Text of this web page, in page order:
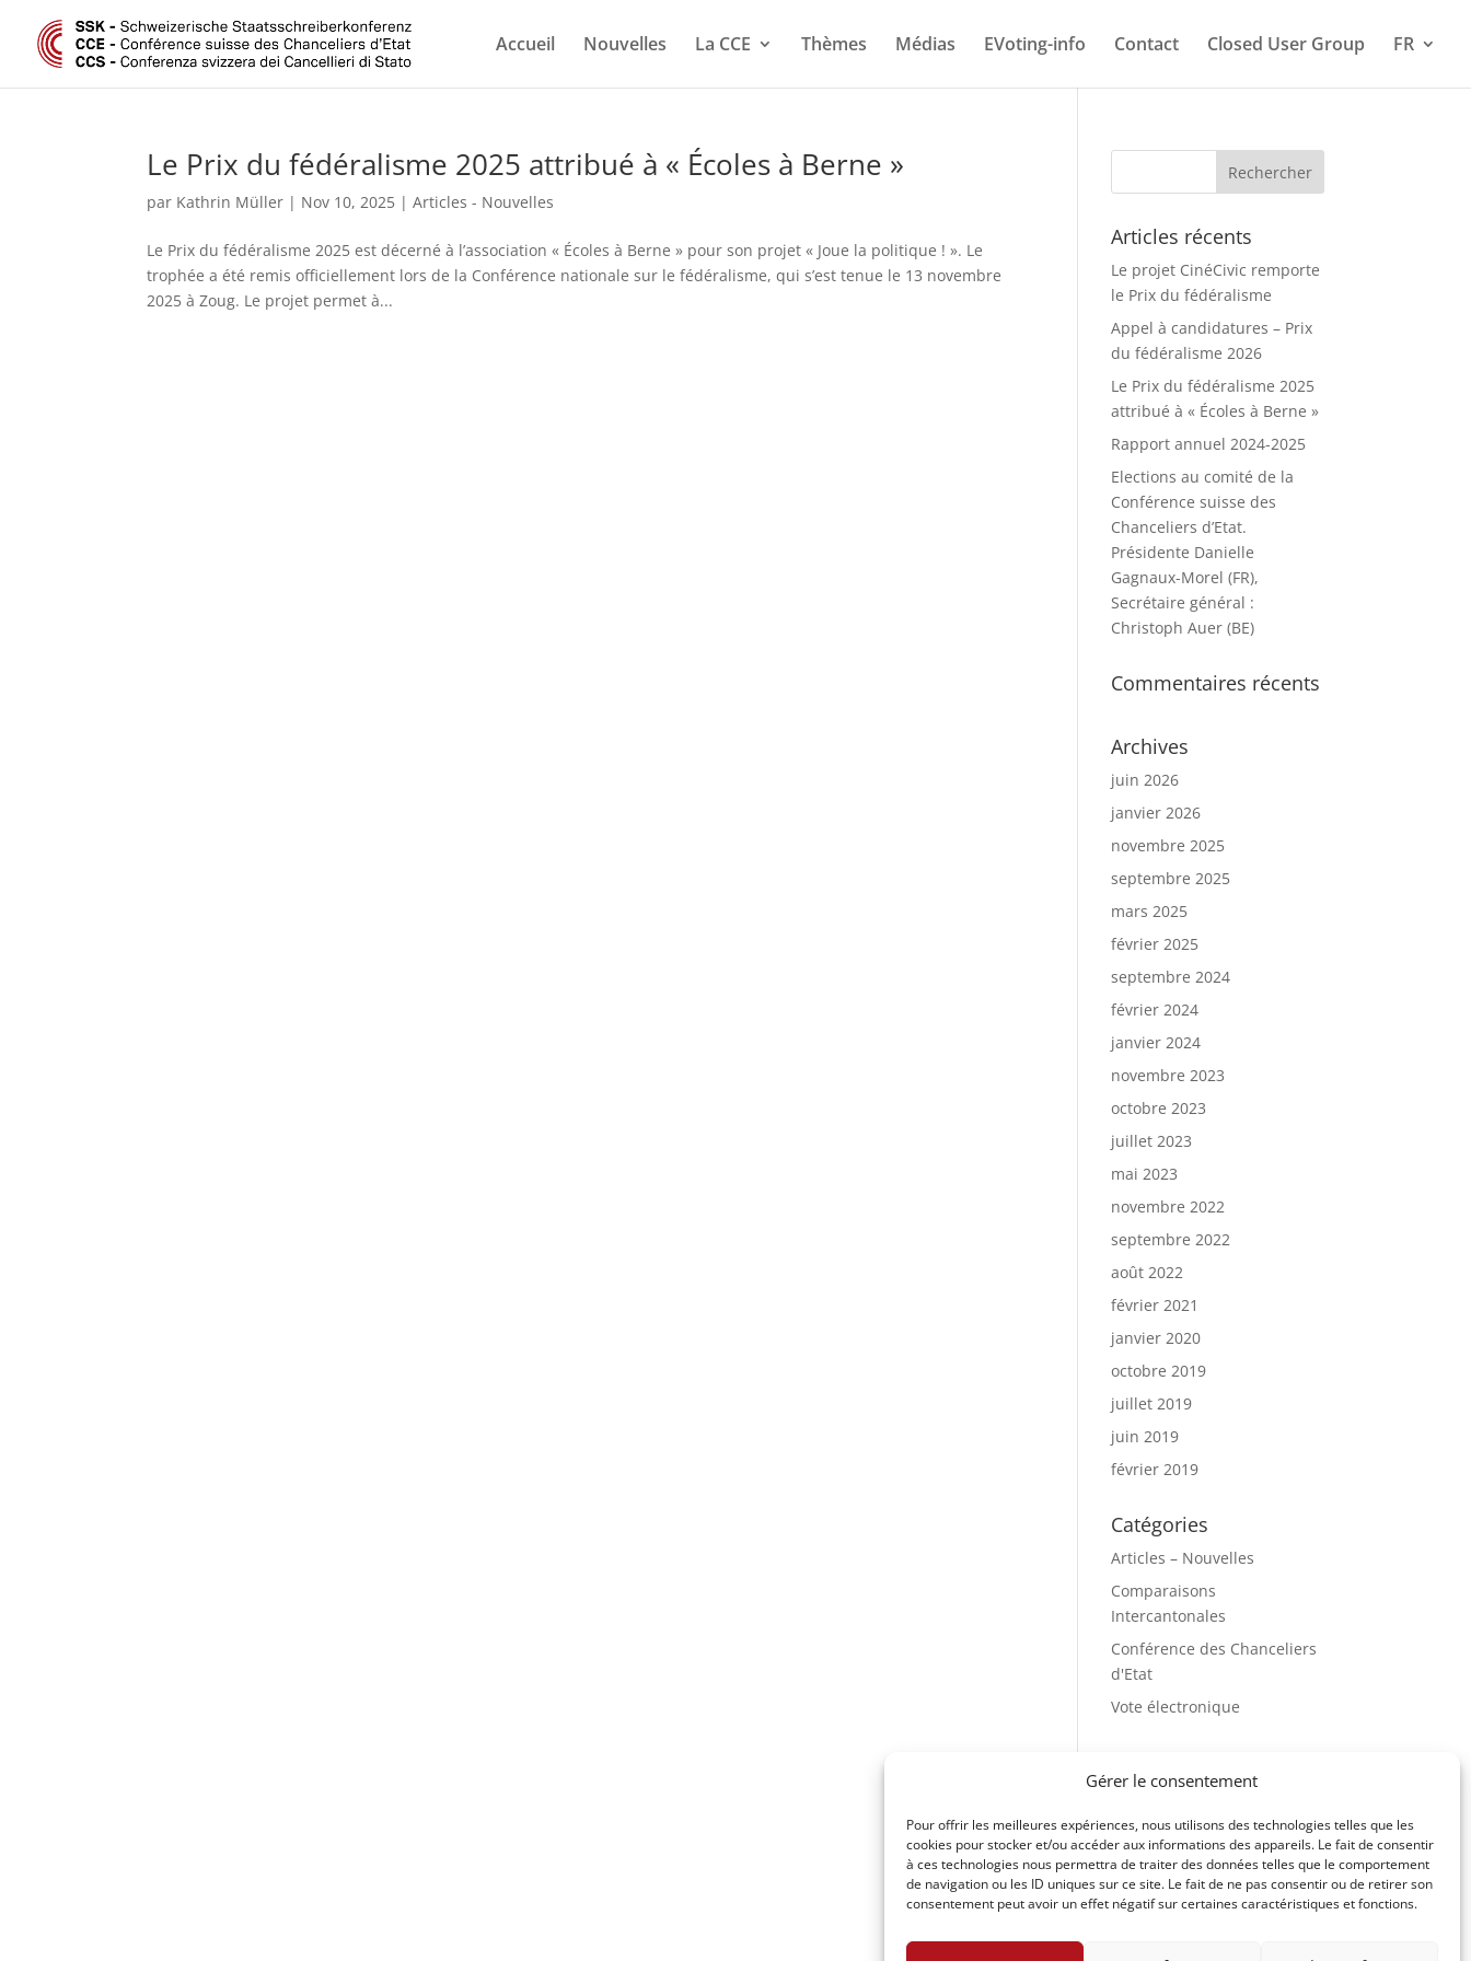
Gérer le consentement
Pour offrir les meilleures expériences, nous utilisons des technologies telles que les
cookies pour stocker et/ou accéder aux informations des appareils. Le fait de consentir
à ces technologies nous permettra de traiter des données telles que le comportement
de navigation ou les ID uniques sur ce site. Le fait de ne pas consentir ou de retirer son
consentement peut avoir un effet négatif sur certaines caractéristiques et fonctions.
Accueil Nouvelles La CCE Thèmes Médias EVoting-info Contact Closed User Group FR
Le Prix du fédéralisme 2025 attribué à « Écoles à Berne »
par Kathrin Müller | Nov 10, 2025 |Articles - Nouvelles
Le Prix du fédéralisme 2025 est décerné à l’association « Écoles à Berne » pour son projet « Joue la politique ! ». Le
trophée a été remis officiellement lors de la Conférence nationale sur le fédéralisme, qui s’est tenue le 13 novembre
2025 à Zoug. Le projet permet à...
Articles récents
Le projet CinéCivic remporte
le Prix du fédéralisme
Appel à candidatures – Prix
du fédéralisme 2026
Le Prix du fédéralisme 2025
attribué à « Écoles à Berne »
Rapport annuel 2024-2025
Elections au comité de la
Conférence suisse des
Chanceliers d’Etat.
Présidente Danielle
Gagnaux-Morel (FR),
Secrétaire général :
Christoph Auer (BE)
Commentaires récents
Archives
juin 2026
janvier 2026
novembre 2025
septembre 2025
mars 2025
février 2025
septembre 2024
février 2024
janvier 2024
novembre 2023
octobre 2023
juillet 2023
mai 2023
novembre 2022
septembre 2022
août 2022
février 2021
janvier 2020
octobre 2019
juillet 2019
juin 2019
février 2019
Catégories
Articles – Nouvelles
Comparaisons
Intercantonales
Conférence des Chanceliers
d'Etat
Vote électronique
Flux des publications
Flux des commentaires
Site de WordPress-FR